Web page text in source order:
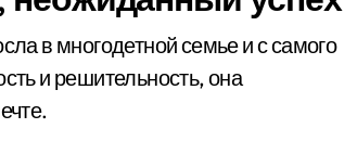
в многодетной семье и с самого
и решительность, она